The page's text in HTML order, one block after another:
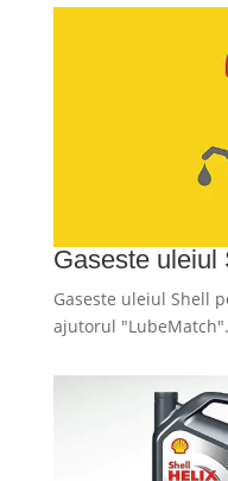
Gaseste uleiul
Gaseste uleiul Shell
ajutorul "LubeMatch".